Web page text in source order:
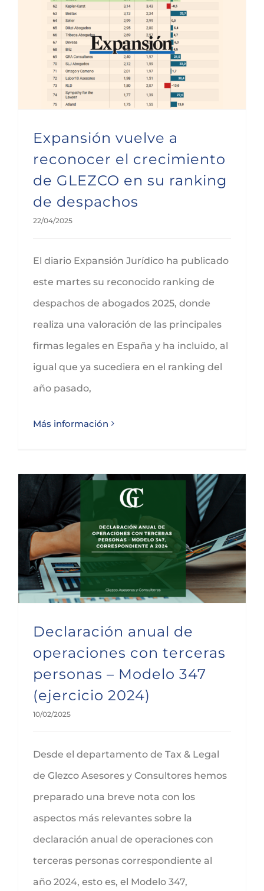
Expansión vuelve a
reconocer el crecimiento
de GLEZCO en su ranking
de despachos
22/04/2025
El diario Expansión Jurídico ha publicado
este martes su reconocido ranking de
despachos de abogados 2025, donde
realiza una valoración de las principales
firmas legales en España y ha incluido, al
igual que ya sucediera en el ranking del
año pasado,
Más información
Declaración anual de
operaciones con terceras
personas – Modelo 347
(ejercicio 2024)
10/02/2025
Desde el departamento de Tax & Legal
de Glezco Asesores y Consultores hemos
preparado una breve nota con los
aspectos más relevantes sobre la
declaración anual de operaciones con
terceras personas correspondiente al
año 2024, esto es, el Modelo 347,